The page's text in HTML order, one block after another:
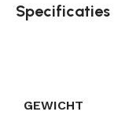
Specificaties
GEWICHT